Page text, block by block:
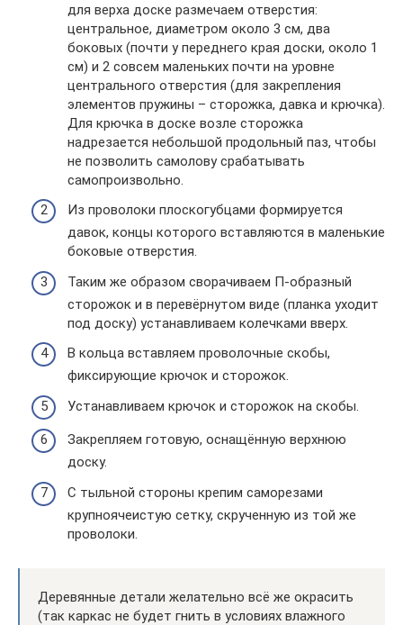
для верха доске размечаем отверстия:
центральное, диаметром около 3 см, два
боковых (почти у переднего края доски, около 1
см) и 2 совсем маленьких почти на уровне
центрального отверстия (для закрепления
элементов пружины – сторожка, давка и крючка).
Для крючка в доске возле сторожка
надрезается небольшой продольный паз, чтобы
не позволить самолову срабатывать
самопроизвольно.
Из проволоки плоскогубцами формируется
давок, концы которого вставляются в маленькие
боковые отверстия.
Таким же образом сворачиваем П-образный
сторожок и в перевёрнутом виде (планка уходит
под доску) устанавливаем колечками вверх.
В кольца вставляем проволочные скобы,
фиксирующие крючок и сторожок.
Устанавливаем крючок и сторожок на скобы.
Закрепляем готовую, оснащённую верхнюю
доску.
С тыльной стороны крепим саморезами
крупноячеистую сетку, скрученную из той же
проволоки.
Деревянные детали желательно всё же окрасить
(так каркас не будет гнить в условиях влажного